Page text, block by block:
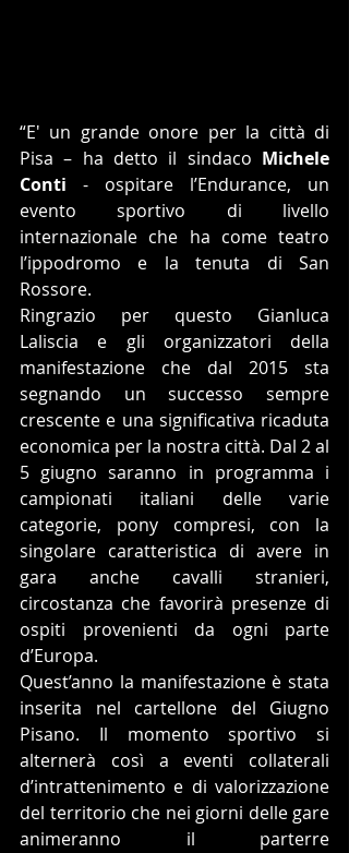
“E' un grande onore per la città di
Pisa – ha detto il sindaco Michele
Conti - ospitare l’Endurance, un
evento sportivo di livello
internazionale che ha come teatro
l’ippodromo e la tenuta di San
Rossore.
Ringrazio per questo Gianluca
Laliscia e gli organizzatori della
manifestazione che dal 2015 sta
segnando un successo sempre
crescente e una significativa ricaduta
economica per la nostra città. Dal 2 al
5 giugno saranno in programma i
campionati italiani delle varie
categorie, pony compresi, con la
singolare caratteristica di avere in
gara anche cavalli stranieri,
circostanza che favorirà presenze di
ospiti provenienti da ogni parte
d’Europa.
Quest’anno la manifestazione è stata
inserita nel cartellone del Giugno
Pisano. Il momento sportivo si
alternerà così a eventi collaterali
d’intrattenimento e di valorizzazione
del territorio che nei giorni delle gare
animeranno il parterre